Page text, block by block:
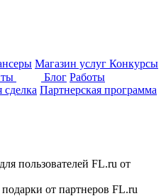
Магазин услуг Конкурсы
Блог Работы
сделка Партнерская программа
пользователей FL.ru от
от партнеров FL.ru